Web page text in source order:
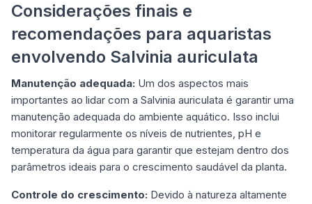
Considerações finais e
recomendações para aquaristas
envolvendo Salvinia auriculata
Manutenção adequada: Um dos aspectos mais
importantes ao lidar com a Salvinia auriculata é garantir uma
manutenção adequada do ambiente aquático. Isso inclui
monitorar regularmente os níveis de nutrientes, pH e
temperatura da água para garantir que estejam dentro dos
parâmetros ideais para o crescimento saudável da planta.
Controle do crescimento: Devido à natureza altamente